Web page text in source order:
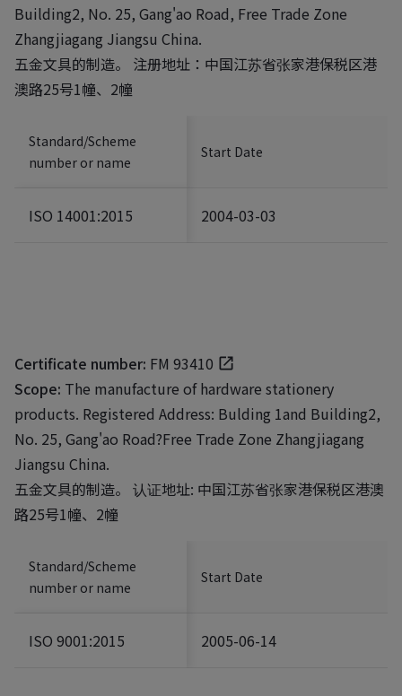
Building2, No. 25, Gang'ao Road, Free Trade Zone
Zhangjiagang Jiangsu China.
五金文具的制造。 注册地址：中国江苏省张家港保税区港
澳路25号1幢、2幢
Standard/Scheme
number or name
Start Date
ISO 14001:2015 2004-03-03
Certificate number: FM 93410
Scope: The manufacture of hardware stationery
products. Registered Address: Bulding 1and Building2,
No. 25, Gang'ao Road?Free Trade Zone Zhangjiagang
Jiangsu China.
五金文具的制造。 认证地址: 中国江苏省张家港保税区港澳
路25号1幢、2幢
Standard/Scheme
number or name
Start Date
ISO 9001:2015 2005-06-14